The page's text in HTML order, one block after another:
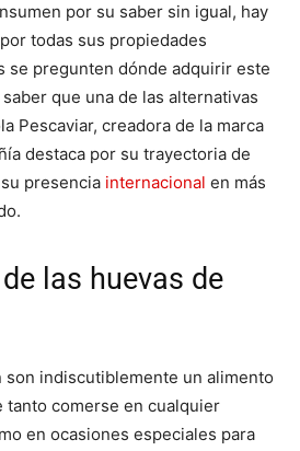
por su saber sin igual, hay
todas sus propiedades
se pregunten dónde adquirir este
que una de las alternativas
Pescaviar, creadora de la marca
destaca por su trayectoria de
presencia internacional en más
las huevas de
son indiscutiblemente un alimento
tanto comerse en cualquier
en ocasiones especiales para